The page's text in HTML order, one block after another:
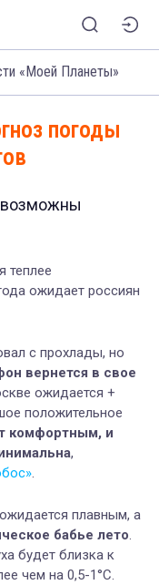
«Моей Планеты»
погоды
возможны
теплее
ожидает россиян
с прохлады, но
вернется в свое
ожидается +
положительное
комфортным, и
,
.
плавным, а
бабье лето.
будет близка к
чем на 0,5-1°С.